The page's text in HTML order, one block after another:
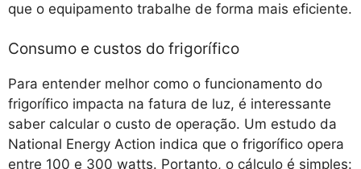
que o equipamento trabalhe de forma mais eficiente.
Consumo e custos do frigorífico
Para entender melhor como o funcionamento do
frigorífico impacta na fatura de luz, é interessante
saber calcular o custo de operação. Um estudo da
National Energy Action indica que o frigorífico opera
entre 100 e 300 watts. Portanto, o cálculo é simples: